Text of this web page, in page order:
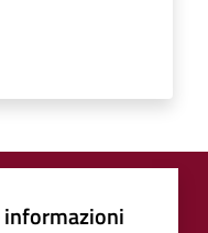
informazioni